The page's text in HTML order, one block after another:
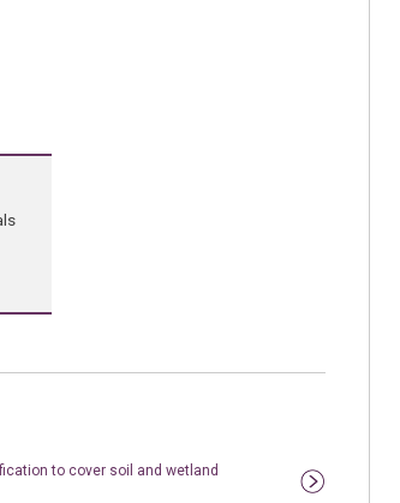
to cover soil and wetland